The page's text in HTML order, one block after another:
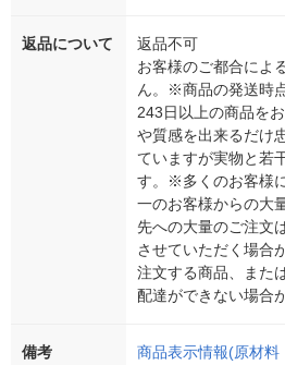
返品について
返品不可
お客様のご都合によ
ん。※商品の発送時
243日以上の商品を
や質感を出来るだけ
ていますが実物と若
す。※多くのお客様
一のお客様からの大
先への大量のご注文
させていただく場合
注文する商品、また
配達ができない場合
備考
商品表示情報(原材